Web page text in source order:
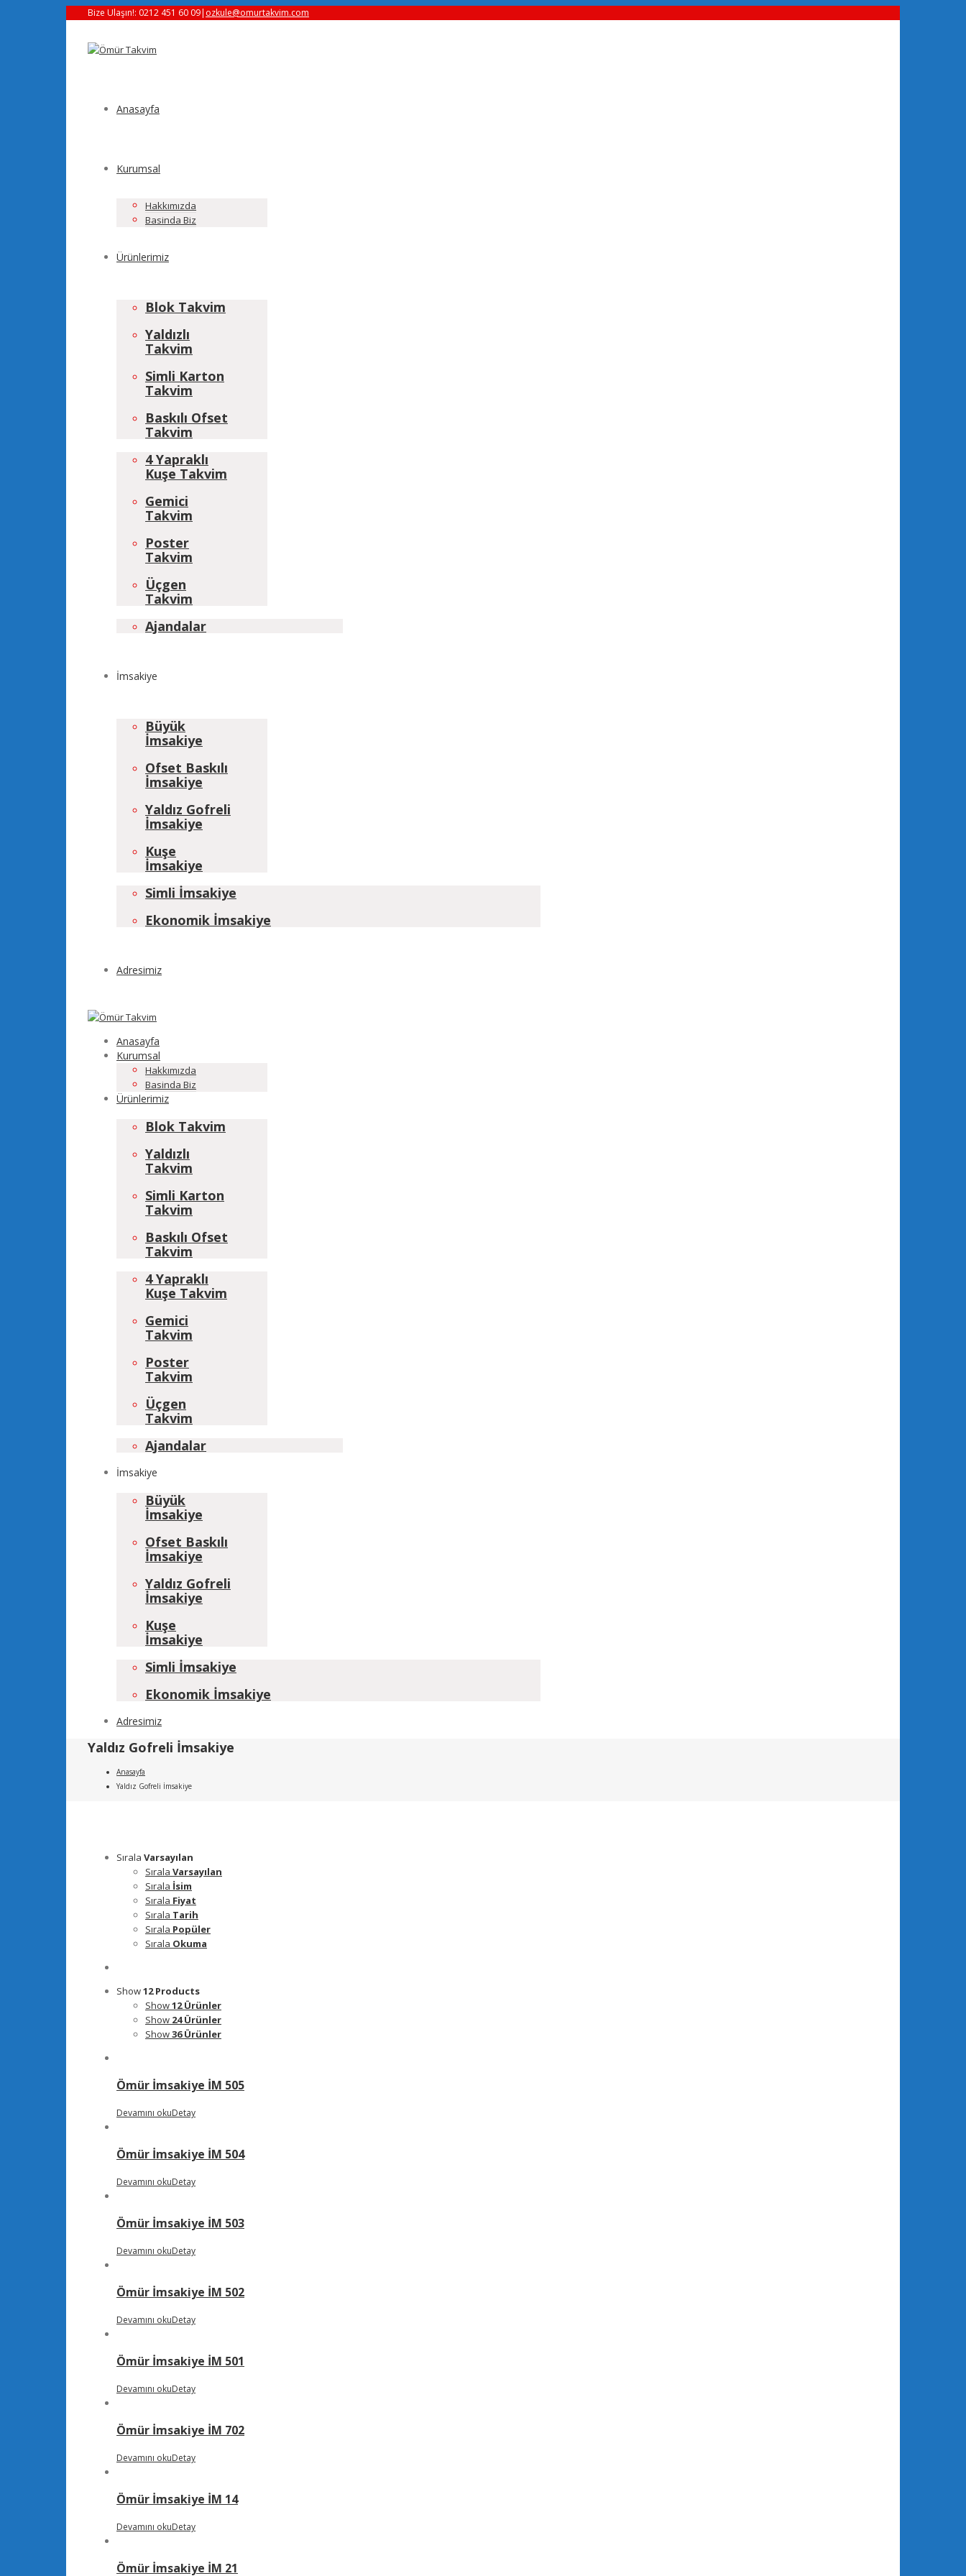
Bize Ulaşın!: 0212 451 60 09| ozkule@omurtakvim.com
Anasayfa
Kurumsal
Hakkımızda
Basinda Biz
Ürünlerimiz
Blok Takvim
Yaldızlı
Takvim
Simli Karton
Takvim
Baskılı Ofset
Takvim
4 Yapraklı
Kuşe Takvim
Gemici
Takvim
Poster
Takvim
Üçgen
Takvim
Ajandalar
İmsakiye
Büyük
İmsakiye
Ofset Baskılı
İmsakiye
Yaldız Gofreli
İmsakiye
Kuşe
İmsakiye
Simli İmsakiye
Ekonomik İmsakiye
Adresimiz
Anasayfa
Kurumsal
Hakkımızda
Basinda Biz
Ürünlerimiz
Blok Takvim
Yaldızlı
Takvim
Simli Karton
Takvim
Baskılı Ofset
Takvim
4 Yapraklı
Kuşe Takvim
Gemici
Takvim
Poster
Takvim
Üçgen
Takvim
Ajandalar
İmsakiye
Büyük
İmsakiye
Ofset Baskılı
İmsakiye
Yaldız Gofreli
İmsakiye
Kuşe
İmsakiye
Simli İmsakiye
Ekonomik İmsakiye
Adresimiz
Yaldız Gofreli İmsakiye
Anasayfa
Yaldız Gofreli İmsakiye
Sırala Varsayılan
Sırala Varsayılan
Sırala İsim
Sırala Fiyat
Sırala Tarih
Sırala Popüler
Sırala Okuma
Show12 Products
Show12 Ürünler
Show 24 Ürünler
Show36 Ürünler
Ömür İmsakiye İM 505
Devamını okuDetay
Ömür İmsakiye İM 504
Devamını okuDetay
Ömür İmsakiye İM 503
Devamını okuDetay
Ömür İmsakiye İM 502
Devamını okuDetay
Ömür İmsakiye İM 501
Devamını okuDetay
Ömür İmsakiye İM 702
Devamını okuDetay
Ömür İmsakiye İM 14
Devamını okuDetay
Ömür İmsakiye İM 21